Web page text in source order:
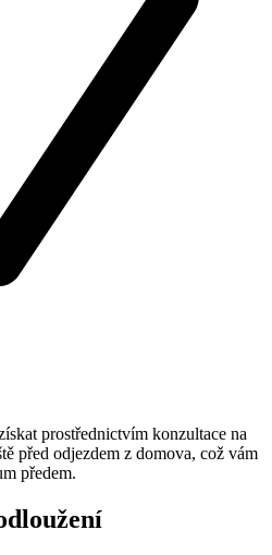
prostřednictvím konzultace na
před odjezdem z domova, což vám
předem.